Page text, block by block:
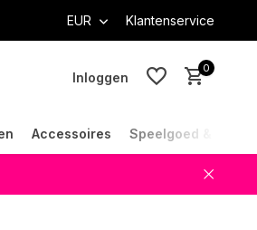
EUR Klantenservice
Inloggen
0
Accessoires Speelgoed &